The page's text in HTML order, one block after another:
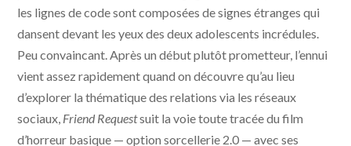
les lignes de code sont composées de signes étranges qui
dansent devant les yeux des deux adolescents incrédules.
Peu convaincant. Après un début plutôt prometteur, l’ennui
vient assez rapidement quand on découvre qu’au lieu
d’explorer la thématique des relations via les réseaux
sociaux, Friend Requestsuit la voie toute tracée du film
d’horreur basique — option sorcellerie 2.0 — avec ses